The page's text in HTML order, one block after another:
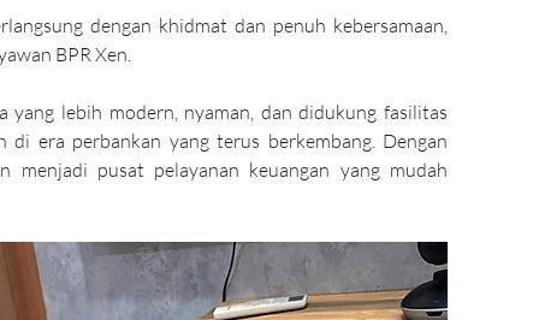
dengan khidmat dan penuh kebersamaan,
BPR Xen.
yang lebih modern, nyaman, dan didukung fasilitas
era perbankan yang terus berkembang. Dengan
pusat pelayanan keuangan yang mudah